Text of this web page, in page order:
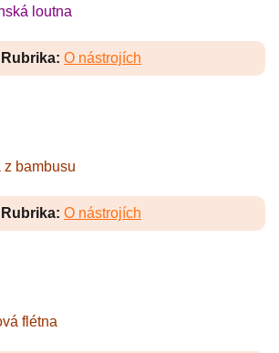
loutna
Rubrika: O nástrojích
z bambusu
Rubrika: O nástrojích
flétna